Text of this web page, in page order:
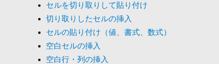
セルを切り取りして貼り付け
切り取りしたセルの挿入
セルの貼り付け（値、書式、数式）
空白セルの挿入
空白行・列の挿入